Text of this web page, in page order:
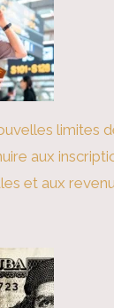
limites
aux
et aux